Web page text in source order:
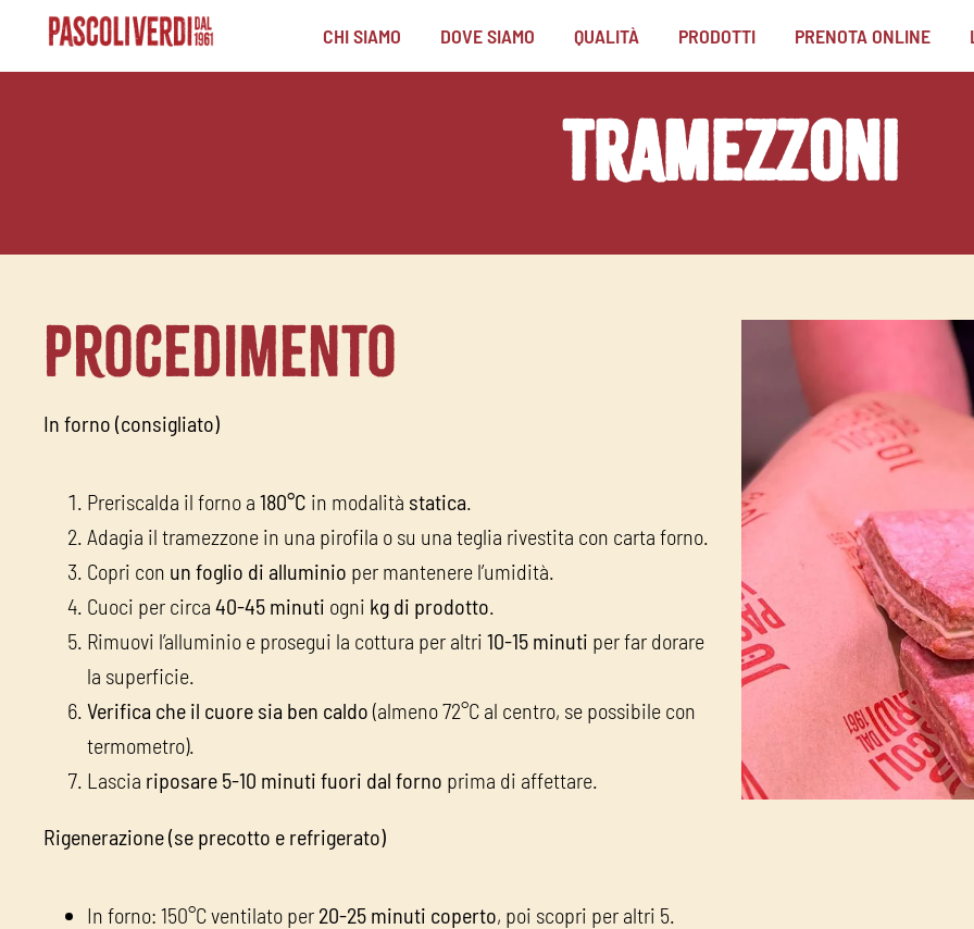
CHI SIAMO DOVE SIAMO QUALITÀ PRODOTTI PRENOTA ONLINE
Tramezzoni
Procedimento
In forno (consigliato)
Preriscalda il forno a 180°C in modalità statica
Adagia il tramezzone in una pirofila o su una teglia rivestita con carta forno.
Copri con un foglio di alluminio per mantenere l’umidità.
Cuoci per circa 40-45 minuti ogni kg di prodotto
Rimuovi l’alluminio e prosegui la cottura per altri 10-15 minuti per far dorare
la superficie.
Verifica che il cuore sia ben caldo (almeno 72°C al centro, se possibile con
termometro).
Lascia riposare 5-10 minuti fuori dal forno prima di affettare.
Rigenerazione (se precotto e refrigerato)
In forno: 150°C ventilato per 20-25 minuti coperto, poi scopri per altri 5.